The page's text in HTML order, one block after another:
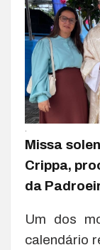
.
Missa
Crippa,
da
Um dos
calendário